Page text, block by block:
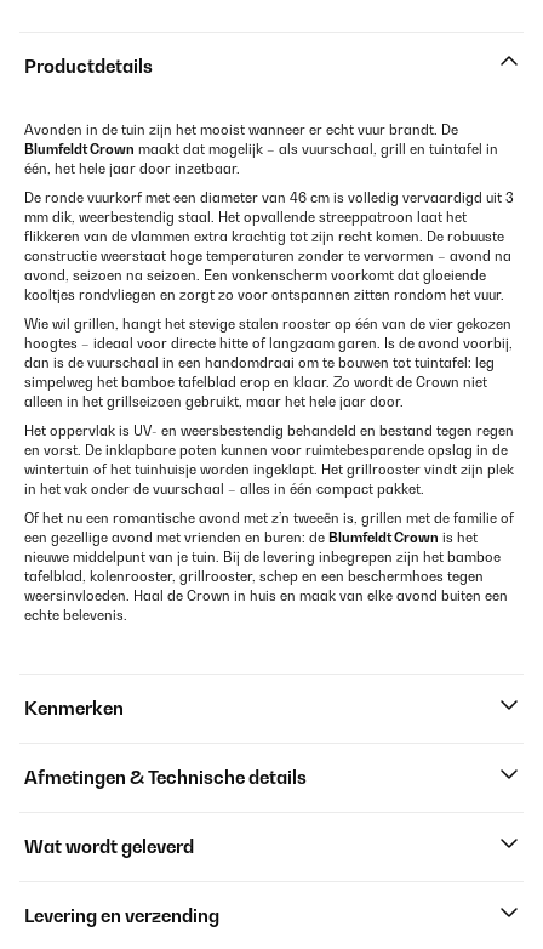
Productdetails
Avonden in de tuin zijn het mooist wanneer er echt vuur brandt. De
Blumfeldt Crown maakt dat mogelijk – als vuurschaal, grill en tuintafel in
één, het hele jaar door inzetbaar.
De ronde vuurkorf met een diameter van 46 cm is volledig vervaardigd uit 3
mm dik, weerbestendig staal. Het opvallende streeppatroon laat het
flikkeren van de vlammen extra krachtig tot zijn recht komen. De robuuste
constructie weerstaat hoge temperaturen zonder te vervormen – avond na
avond, seizoen na seizoen. Een vonkenscherm voorkomt dat gloeiende
kooltjes rondvliegen en zorgt zo voor ontspannen zitten rondom het vuur.
Wie wil grillen, hangt het stevige stalen rooster op één van de vier gekozen
hoogtes – ideaal voor directe hitte of langzaam garen. Is de avond voorbij,
dan is de vuurschaal in een handomdraai om te bouwen tot tuintafel: leg
simpelweg het bamboe tafelblad erop en klaar. Zo wordt de Crown niet
alleen in het grillseizoen gebruikt, maar het hele jaar door.
Het oppervlak is UV- en weersbestendig behandeld en bestand tegen regen
en vorst. De inklapbare poten kunnen voor ruimtebesparende opslag in de
wintertuin of het tuinhuisje worden ingeklapt. Het grillrooster vindt zijn plek
in het vak onder de vuurschaal – alles in één compact pakket.
Of het nu een romantische avond met z’n tweeën is, grillen met de familie of
een gezellige avond met vrienden en buren: de Blumfeldt Crown is het
nieuwe middelpunt van je tuin. Bij de levering inbegrepen zijn het bamboe
tafelblad, kolenrooster, grillrooster, schep en een beschermhoes tegen
weersinvloeden. Haal de Crown in huis en maak van elke avond buiten een
echte belevenis.
Kenmerken
Afmetingen & Technische details
Wat wordt geleverd
Levering en verzending